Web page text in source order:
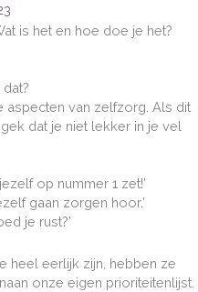
aspecten van zelfzorg. Als dit
dat je niet lekker in je vel
op nummer 1 zet!’
gaan zorgen hoor.’
je rust?’
heel eerlijk zijn, hebben ze
onze eigen prioriteitenlijst.